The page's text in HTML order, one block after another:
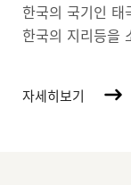
한국의 국기인
한국의 지리등을
자세히보기